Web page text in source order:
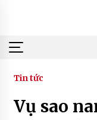
Tin tức
Vụ sao